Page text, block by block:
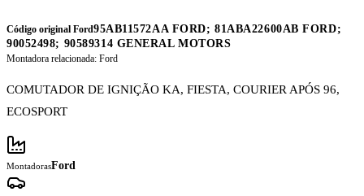
Código original Ford95AB11572AA FORD; 81ABA22600AB FORD;
90052498; 90589314 GENERAL MOTORS
Montadora relacionada: Ford
COMUTADOR DE IGNIÇÃO KA, FIESTA, COURIER APÓS 96,
ECOSPORT
MontadorasFord